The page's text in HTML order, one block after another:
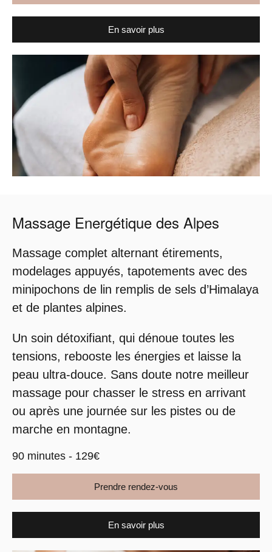
En savoir plus
Massage Energétique des Alpes
Massage complet alternant étirements,
modelages appuyés, tapotements avec des
minipochons de lin remplis de sels d’Himalaya
et de plantes alpines.
Un soin détoxifiant, qui dénoue toutes les
tensions, rebooste les énergies et laisse la
peau ultra-douce. Sans doute notre meilleur
massage pour chasser le stress en arrivant
ou après une journée sur les pistes ou de
marche en montagne.
90 minutes - 129€
Prendre rendez-vous
En savoir plus